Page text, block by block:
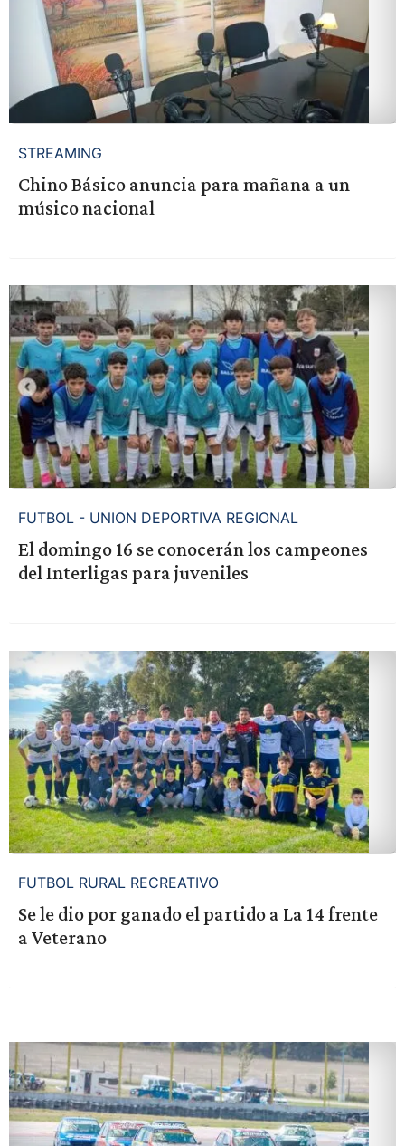
STREAMING
Chino Básico anuncia para mañana a un
músico nacional
FUTBOL - UNION DEPORTIVA REGIONAL
El domingo 16 se conocerán los campeones
del Interligas para juveniles
FUTBOL RURAL RECREATIVO
Se le dio por ganado el partido a La 14 frente
a Veterano